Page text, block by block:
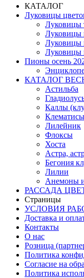
КАТАЛОГ
Луковицы
Луковицы
Луковицы
Луковицы
Луковицы
Пионы осень
КАТАЛОГ
Астильба
Каллы
Клематисы
Лилейник
Флоксы
Хоста
Астра,
Бегония
Лилии
Анемоны
РАССАДА
Страницы
УСЛОВИЯ
Доставка и
Контакты
О наc
Розница
Политика
Согласие на
Политика